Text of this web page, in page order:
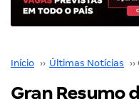
Início ›› Últimas Notícias ››
Gran Resumo